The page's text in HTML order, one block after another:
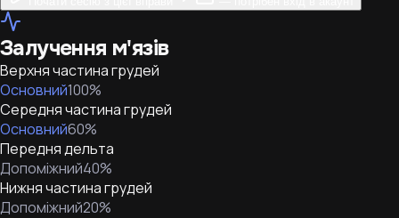
Залучення м'язів
Верхня частина грудей
Основний100%
Середня частина грудей
Основний60%
Передня дельта
Допоміжний40%
Нижня частина грудей
Допоміжний20%